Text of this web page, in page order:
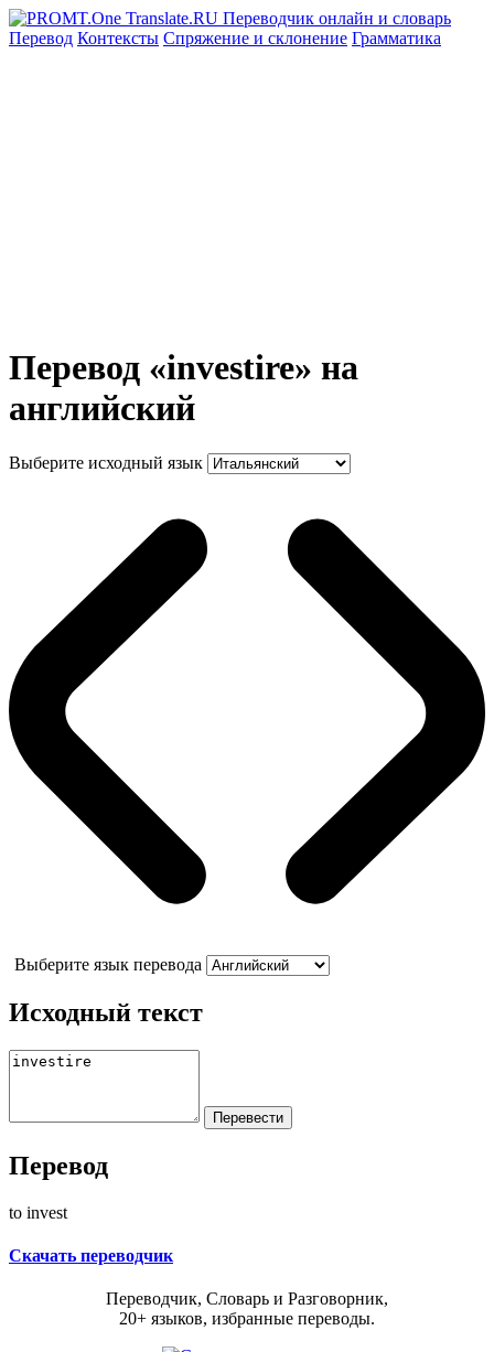
Перевод Контексты Спряжение и склонение Грамматика
Перевод «investire» на
английский
Выберите исходный язык
Выберите язык перевода
Исходный текст
Перевод
to invest
Скачать переводчик
Переводчик, Словарь и Разговорник,
20+ языков, избранные переводы.